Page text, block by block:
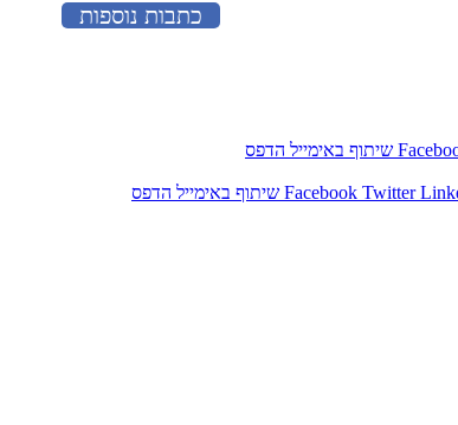
כתבות נוספות
שיתוף באימייל הדפס
Facebook Twitter שיתוף באימייל הדפס